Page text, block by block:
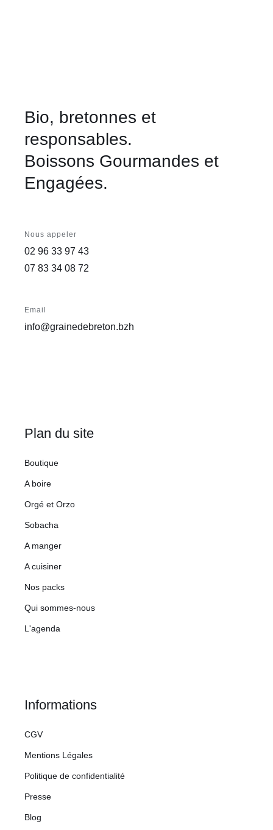
Bio, bretonnes et
responsables.
Boissons Gourmandes et
Engagées.
Nous appeler
02 96 33 97 43
07 83 34 08 72
Email
info@grainedebreton.bzh
Plan du site
Boutique
A boire
Orgé et Orzo
Sobacha
A manger
A cuisiner
Nos packs
Qui sommes-nous
L'agenda
Informations
CGV
Mentions Légales
Politique de confidentialité
Presse
Blog